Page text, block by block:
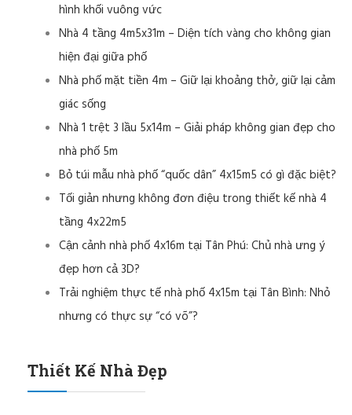
hình khối vuông vức
Nhà 4 tầng 4m5x31m – Diện tích vàng cho không gian
hiện đại giữa phố
Nhà phố mặt tiền 4m – Giữ lại khoảng thở, giữ lại cảm
giác sống
Nhà 1 trệt 3 lầu 5x14m – Giải pháp không gian đẹp cho
nhà phố 5m
Bỏ túi mẫu nhà phố “quốc dân” 4x15m5 có gì đặc biệt?
Tối giản nhưng không đơn điệu trong thiết kế nhà 4
tầng 4x22m5
Cận cảnh nhà phố 4x16m tại Tân Phú: Chủ nhà ưng ý
đẹp hơn cả 3D?
Trải nghiệm thực tế nhà phố 4x15m tại Tân Bình: Nhỏ
nhưng có thực sự “có võ”?
Thiết Kế Nhà Đẹp